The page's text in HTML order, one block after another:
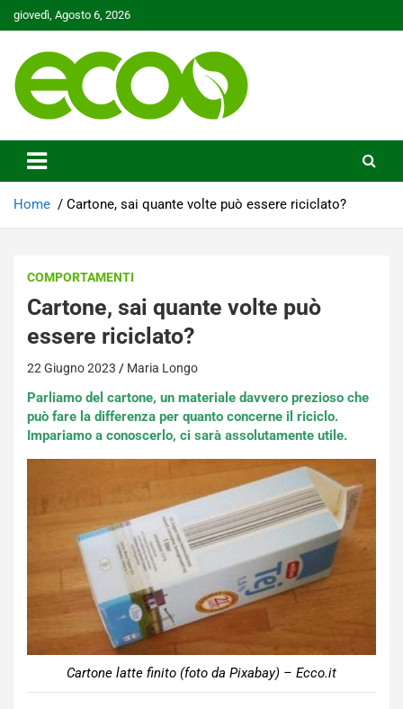
Skip
to
giovedì, Agosto 6, 2026
Ecoo.it
Home Cartone, sai quante volte può essere riciclato?
COMPORTAMENTI
Cartone, sai quante volte può
essere riciclato?
22 Giugno 2023 Maria Longo
Parliamo del cartone, un materiale davvero prezioso che
può fare la differenza per quanto concerne il riciclo.
Impariamo a conoscerlo, ci sarà assolutamente utile.
Cartone latte finito (foto da Pixabay) – Ecco.it